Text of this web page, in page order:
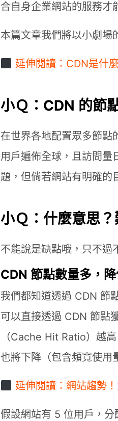
合自身企業網站的服務才
本篇文章我們將以小劇場
延伸閱讀：CDN是什
小Ｑ：CDN 的節
在世界各地配置眾多節點
用戶遍佈全球，且訪問量
題，但倘若網站有明確的
小Ｑ：什麼意思
不能說是缺點哦，只不過
CDN 節點數量多，
我們都知道透過 CDN 節
可以直接透過 CDN 節點
（Cache Hit Ratio）越
也將下降（包含頻寬使用
延伸閱讀：網站趨勢
假設網站有 5 位用戶，